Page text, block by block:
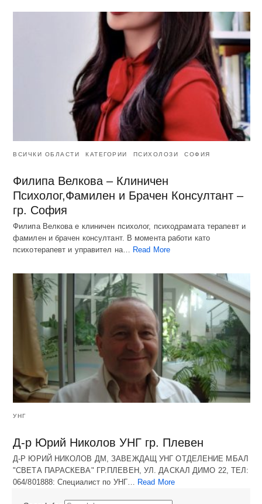
ВСИЧКИ ОБЛАСТИ КАТЕГОРИИ ПСИХОЛОЗИ СОФИЯ
Филипа Велкова – Клиничен
Психолог,Фамилен и Брачен Консултант –
гр. София
Филипа Велкова е клиничен психолог, психодрамата терапевт и
фамилен и брачен консултант. В момента работи като
психотерапевт и управител на… Read More
УНГ
Д-р Юрий Николов УНГ гр. Плевен
Д-Р ЮРИЙ НИКОЛОВ ДМ, ЗАВЕЖДАЩ УНГ ОТДЕЛЕНИЕ МБАЛ
"СВЕТА ПАРАСКЕВА" ГР.ПЛЕВЕН, УЛ. ДАСКАЛ ДИМО 22, ТЕЛ:
064/801888: Специалист по УНГ… Read More